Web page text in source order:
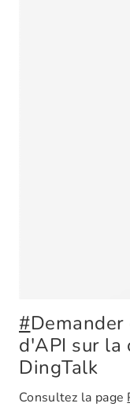
#
d'API sur la
DingTalk
Consultez la page